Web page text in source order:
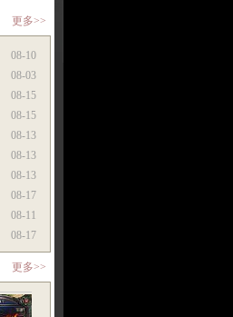
更多>>
08-10
08-03
08-15
08-15
08-13
08-13
08-13
08-17
08-11
08-17
更多>>